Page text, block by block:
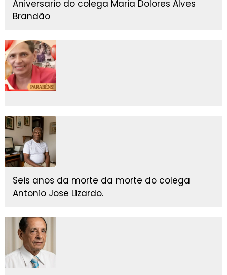
Aniversario do colega Maria Dolores Alves
Brandão
Seis anos da morte da morte do colega
Antonio Jose Lizardo.